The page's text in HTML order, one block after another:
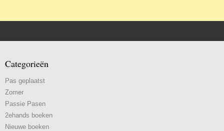
Categorieën
Pas geplaatst
Zomer
Passie Pasen
2ehands boeken
Nieuwe boeken